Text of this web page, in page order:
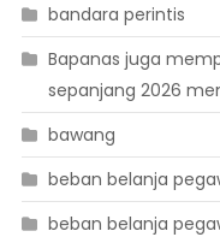
bandara perintis
Bapanas juga
sepanjang 2026
bawang
beban belanja
beban belanja